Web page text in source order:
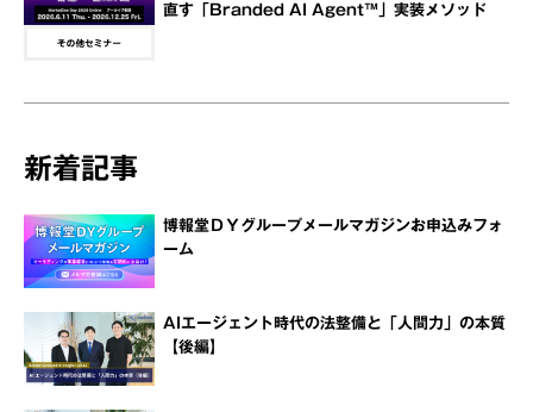
直す「Branded AI Agent™」実装メソッド
新着記事
博報堂ＤＹグループメールマガジンお申込みフォ
ーム
AIエージェント時代の法整備と「人間力」の本質
【後編】